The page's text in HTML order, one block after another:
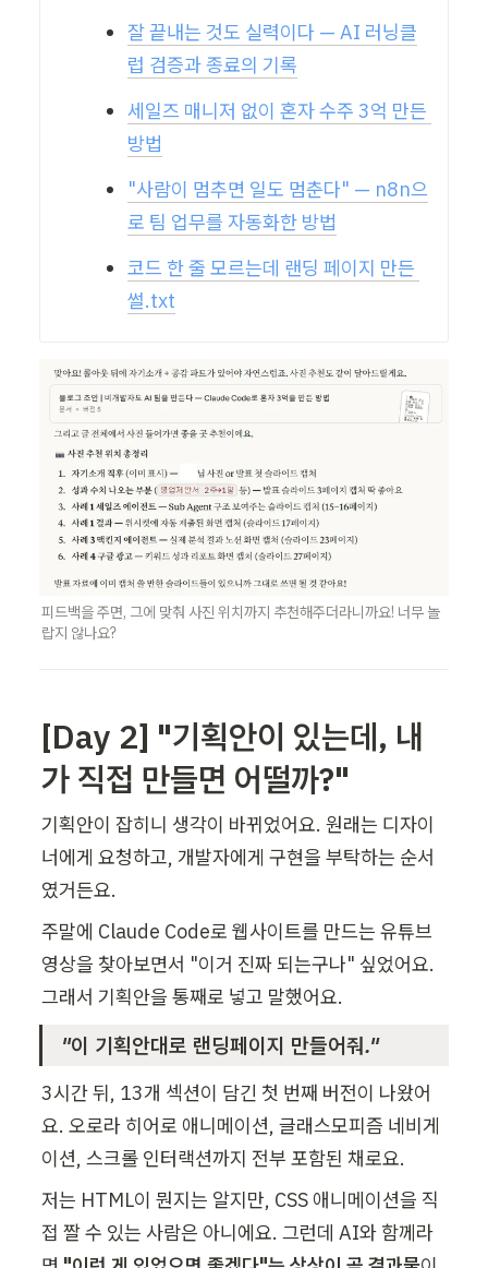
잘 끝내는 것도 실력이다 — AI 러닝클
럽 검증과 종료의 기록
세일즈 매니저 없이 혼자 수주 3억 만든
방법
"사람이 멈추면 일도 멈춘다" — n8n으
로 팀 업무를 자동화한 방법
코드 한 줄 모르는데 랜딩 페이지 만든
썰.txt
피드백을 주면, 그에 맞춰 사진 위치까지 추천해주더라니까요! 너무 놀
랍지 않나요?
[Day 2] "기획안이 있는데, 내
가 직접 만들면 어떨까?"
기획안이 잡히니 생각이 바뀌었어요. 원래는 디자이
너에게 요청하고, 개발자에게 구현을 부탁하는 순서
였거든요.
주말에 Claude Code로 웹사이트를 만드는 유튜브
영상을 찾아보면서 "이거 진짜 되는구나" 싶었어요.
그래서 기획안을 통째로 넣고 말했어요.
"이 기획안대로 랜딩페이지 만들어줘."
3시간 뒤, 13개 섹션이 담긴 첫 번째 버전이 나왔어
요. 오로라 히어로 애니메이션, 글래스모피즘 네비게
이션, 스크롤 인터랙션까지 전부 포함된 채로요.
저는 HTML이 뭔지는 알지만, CSS 애니메이션을 직
접 짤 수 있는 사람은 아니에요. 그런데 AI와 함께라